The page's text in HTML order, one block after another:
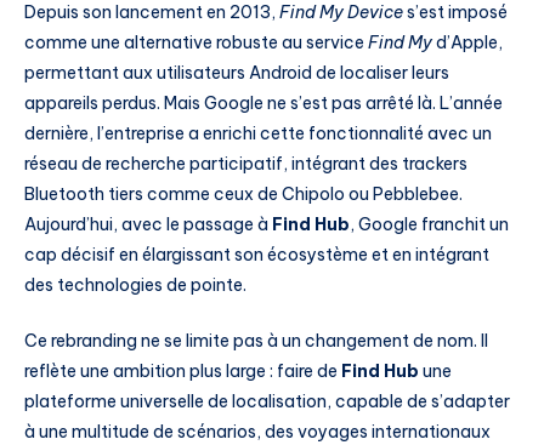
Depuis son lancement en 2013, Find My Devices’est imposé
comme une alternative robuste au service Find Myd’Apple,
permettant aux utilisateurs Android de localiser leurs
appareils perdus. Mais Google ne s’est pas arrêté là. L’année
dernière, l’entreprise a enrichi cette fonctionnalité avec un
réseau de recherche participatif, intégrant des trackers
Bluetooth tiers comme ceux de Chipolo ou Pebblebee.
Aujourd’hui, avec le passage à Find Hub, Google franchit un
cap décisif en élargissant son écosystème et en intégrant
des technologies de pointe.
Ce rebranding ne se limite pas à un changement de nom. Il
reflète une ambition plus large : faire de Find Hub une
plateforme universelle de localisation, capable de s’adapter
à une multitude de scénarios, des voyages internationaux